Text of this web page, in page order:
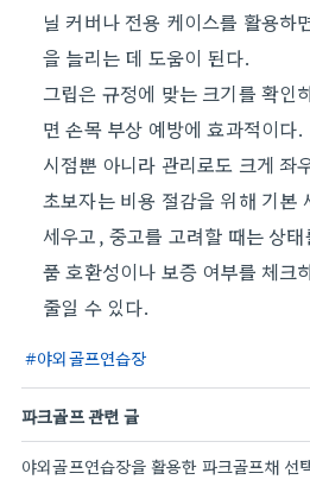
닐 커버나 전용 케이스를 활용하
을 늘리는 데 도움이 된다.
그립은 규정에 맞는 크기를 확인
면 손목 부상 예방에 효과적이다
시점뿐 아니라 관리로도 크게 좌
초보자는 비용 절감을 위해 기본
세우고, 중고를 고려할 때는 상
품 호환성이나 보증 여부를 체크
줄일 수 있다.
야외골프연습장
파크골프 관련 글
야외골프연습장을 활용한 파크골프채 선